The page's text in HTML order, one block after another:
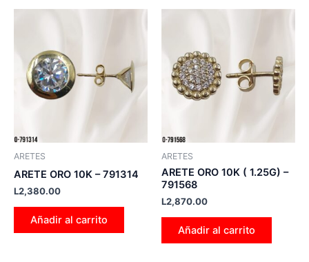
ARETES
ARETE ORO 10K – 791314
L2,380.00
Añadir al carrito
ARETES
ARETE ORO 10K ( 1.25G) –
791568
L2,870.00
Añadir al carrito